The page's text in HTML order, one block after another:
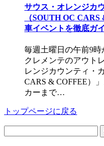
サウス・オレンジカ
（SOUTH OC
車イベントを徹底ガ
毎週土曜日の午前9
クレメンテのアウト
レンジカウンティ・
CARS & COFFEE）
カーまで…
トップページに戻る